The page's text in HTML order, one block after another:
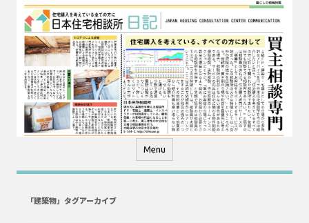
コ
テ
ン
ツ
へ
ス
キ
ッ
プ
Menu
「建築物」タグアーカイブ